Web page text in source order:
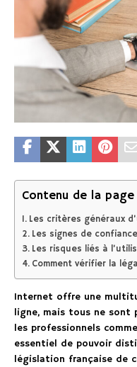
Contenu de la page
Les critères généraux
Les signes de
Les risques liés à
Comment vérifier la
Internet offre une
ligne, mais tous ne sont
les professionnels
essentiel de pouvoir
législation française de